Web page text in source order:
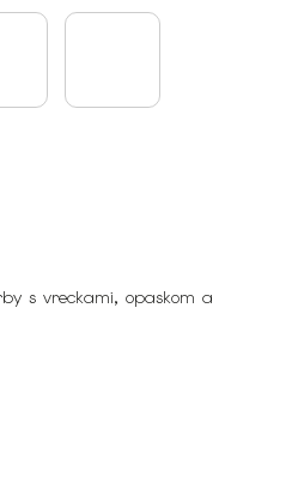
s vreckami, opaskom a